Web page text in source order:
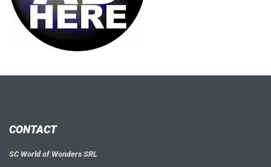
CONTACT
SC World of Wonders SRL